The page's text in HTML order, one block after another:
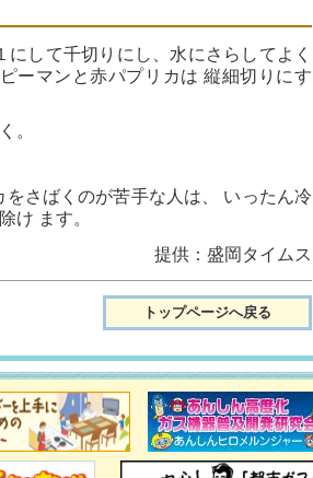
して千切りにし、水にさらしてよく
ーマンと赤パプリカは 縦細切りにす
。
さばくのが苦手な人は、 いったん冷
け ます。
提供：盛岡タイムス
トップページへ戻る